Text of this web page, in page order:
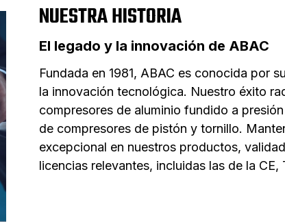
NUESTRA HISTORIA
El legado y la innovación de ABAC
Fundada en 1981, ABAC es conocida por
la innovación tecnológica. Nuestro éxito
compresores de aluminio fundido a
de compresores de pistón y tornillo.
excepcional en nuestros productos,
licencias relevantes, incluidas las de la CE,